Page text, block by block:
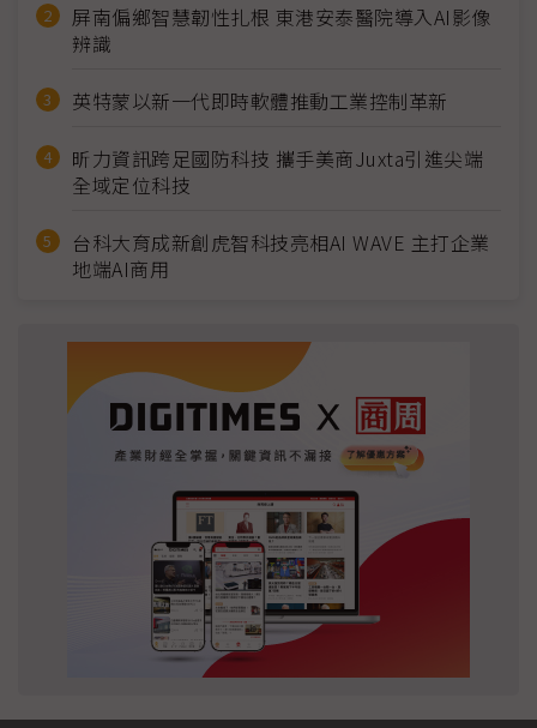
屏南偏鄉智慧韌性扎根 東港安泰醫院導入AI影像
辨識
英特蒙以新一代即時軟體推動工業控制革新
昕力資訊跨足國防科技 攜手美商Juxta引進尖端
全域定位科技
台科大育成新創虎智科技亮相AI WAVE 主打企業
地端AI商用